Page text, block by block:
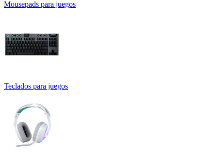
Mousepads para juegos
Teclados para juegos